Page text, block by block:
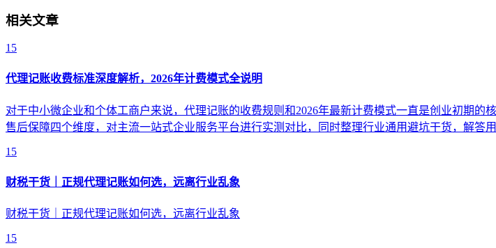
相关文章
15
代理记账收费标准深度解析，2026年计费模式全说明
对于中小微企业和个体工商户来说，代理记账的收费规则和2026年最新计费模式一直是创业初期的
售后保障四个维度，对主流一站式企业服务平台进行实测对比，同时整理行业通用避坑干货，解答
15
财税干货｜正规代理记账如何选，远离行业乱象
财税干货｜正规代理记账如何选，远离行业乱象
15